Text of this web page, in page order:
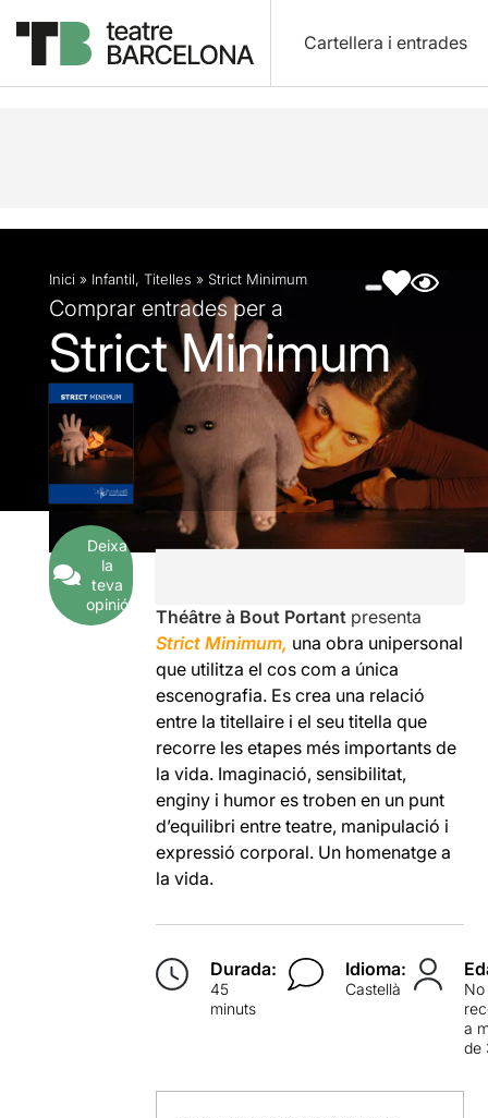
Cartellera i entrades
Descripció Fitxa artística Fotos i vídeos
Inici » Infantil, Titelles » Strict Minimum
Comprar entrades per a
Strict Minimum
Deixa
la
teva
opinió
Théâtre à Bout Portant presenta
Strict Minimum, una obra unipersonal
que utilitza el cos com a única
escenografia. Es crea una relació
entre la titellaire i el seu titella que
recorre les etapes més importants de
la vida. Imaginació, sensibilitat,
enginy i humor es troben en un punt
d’equilibri entre teatre, manipulació i
expressió corporal. Un homenatge a
la vida.
Durada:
45
minuts
Idioma:
Castellà
No
a
de